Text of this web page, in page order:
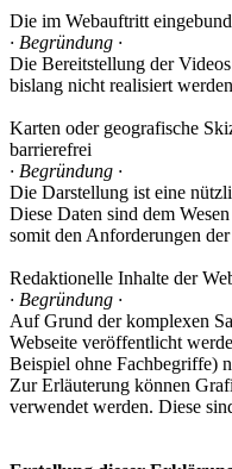
Die im Webauftritt
· Begründung ·
Die Bereitstellung der
bislang nicht realisiert
Karten oder geografische
barrierefrei
· Begründung ·
Die Darstellung ist eine
Diese Daten sind dem
somit den Anforderungen
Redaktionelle Inhalte der
· Begründung ·
Auf Grund der komplexen
Webseite veröffentlicht
Beispiel ohne Fachbegriffe)
Zur Erläuterung können
verwendet werden. Diese